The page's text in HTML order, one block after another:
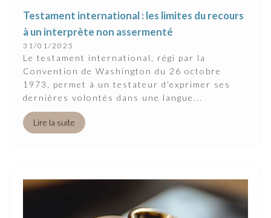
Testament international : les limites du recours
à un interprète non assermenté
31/01/2025
Le testament international, régi par la
Convention de Washington du 26 octobre
1973, permet à un testateur d’exprimer ses
dernières volontés dans une langue...
Lire la suite